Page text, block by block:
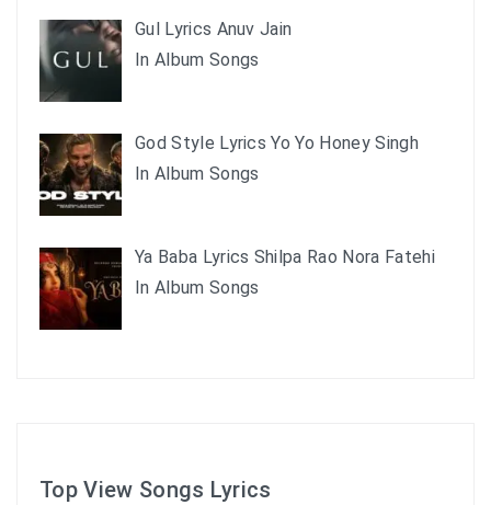
Gul Lyrics Anuv Jain
In Album Songs
God Style Lyrics Yo Yo Honey Singh
In Album Songs
Ya Baba Lyrics Shilpa Rao Nora Fatehi
In Album Songs
Top View Songs Lyrics